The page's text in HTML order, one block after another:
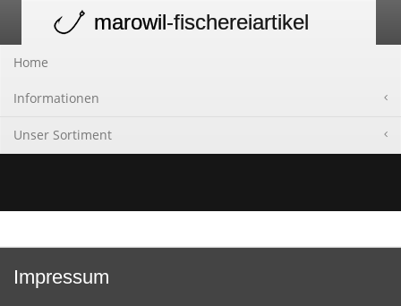
navigation
marowil-fischereiartikel
Home
Informationen
Unser Sortiment
Impressum